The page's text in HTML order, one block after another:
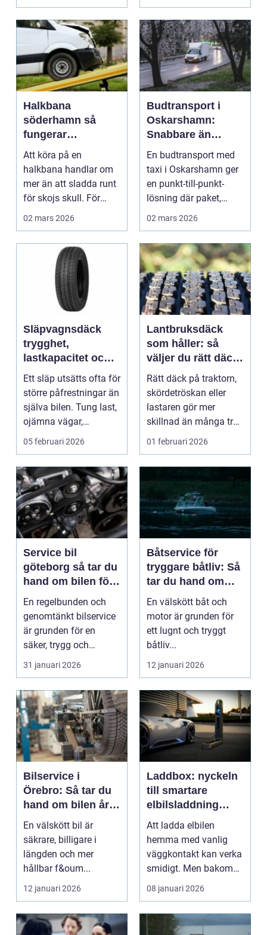
Halkbana
söderhamn så
fungerar
riskutbildningen i
praktiken
Att köra på en
halkbana handlar om
mer än att sladda runt
för skojs skull. För
många är riskutbildni...
02 mars 2026
Budtransport i
Oskarshamn:
Snabbare än
vanlig frakt
En budtransport med
taxi i Oskarshamn ger
en punkt-till-punkt-
lösning där paket,
dokument ...
02 mars 2026
Släpvagnsdäck
trygghet,
lastkapacitet och
rätt val för varje
släp
Ett släp utsätts ofta för
större påfrestningar än
själva bilen. Tung last,
ojämna vägar,
stillaståen...
05 februari 2026
Lantbruksdäck
som håller: så
väljer du rätt däck
till gårdens
maskiner
Rätt däck på traktorn,
skördetröskan eller
lastaren gör mer
skillnad än många tror.
Däckens mönster,...
01 februari 2026
Service bil
göteborg så tar du
hand om bilen för
säker och hållbar
körning
En regelbunden och
genomtänkt bilservice
är grunden för en
säker, trygg och
ekonomisk vardag på
väga...
31 januari 2026
Båtservice för
tryggare båtliv: Så
tar du hand om
motor och båt året
runt
En välskött båt och
motor är grunden för
ett lugnt och tryggt
båtliv...
12 januari 2026
Bilservice i
Örebro: Så tar du
hand om bilen året
runt
En välskött bil är
säkrare, billigare i
längden och mer
hållbar f&oum...
12 januari 2026
Laddbox: nyckeln
till smartare
elbilsladdning
hemma
Att ladda elbilen
hemma med vanlig
väggkontakt kan verka
smidigt. Men bakom
enkelheten döl...
08 januari 2026